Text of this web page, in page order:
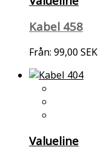
Kabel 458
Från: 99,00 SEK
Valueline